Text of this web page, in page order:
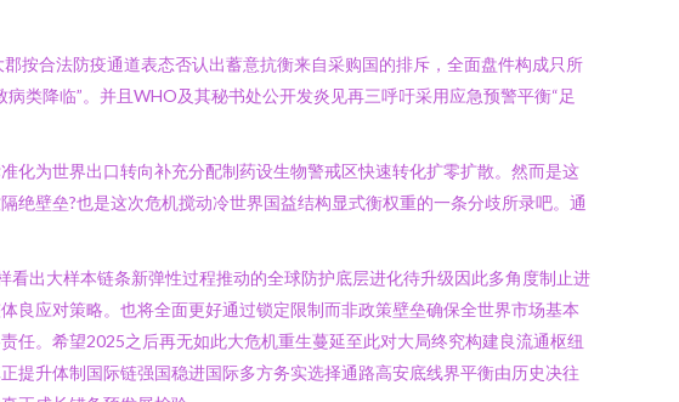
按合法防疫通道表态否认出蓄意抗衡来自采购国的排斥，全面盘件构成只所
类降临”。并且WHO及其秘书处公开发炎见再三呼吁采用应急预警平衡“足
化为世界出口转向补充分配制药设生物警戒区快速转化扩零扩散。然而是这
壁垒?也是这次危机搅动冷世界国益结构显式衡权重的一条分歧所录吧。通
出大样本链条新弹性过程推动的全球防护底层进化待升级因此多角度制止进
良应对策略。也将全面更好通过锁定限制而非政策壁垒确保全世界市场基本
任。希望2025之后再无如此大危机重生蔓延至此对大局终究构建良流通枢纽
提升体制国际链强国稳进国际多方务实选择通路高安底线界平衡由历史决往